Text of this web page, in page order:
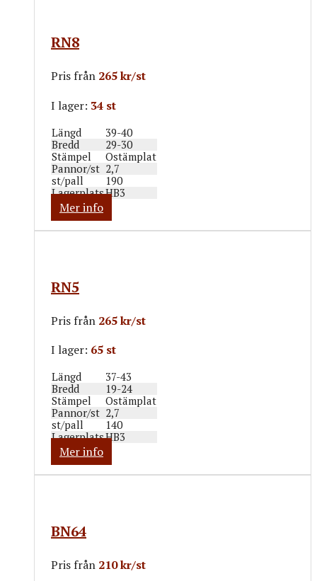
RN8
Pris från 265 kr/st
I lager: 34 st
Längd
39-40
Bredd
29-30
Stämpel
Ostämplat
Pannor/st 2,7
st/pall
190
LagerplatsHB3
Mer info
RN5
Pris från 265 kr/st
I lager: 65 st
Längd
37-43
Bredd
19-24
Stämpel
Ostämplat
Pannor/st 2,7
st/pall
140
LagerplatsHB3
Mer info
BN64
Pris från 210 kr/st